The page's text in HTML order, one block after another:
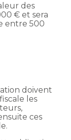
des
€ et sera
entre 500
doivent
les
ces